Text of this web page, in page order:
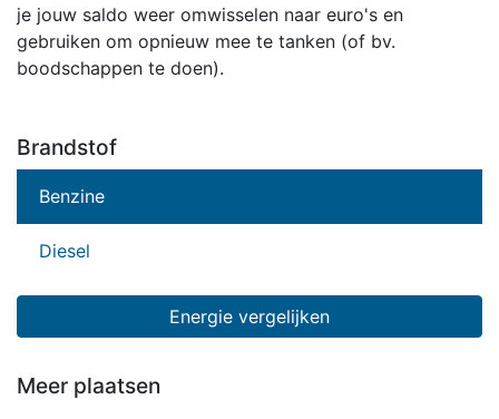
je jouw saldo weer omwisselen naar euro's en
gebruiken om opnieuw mee te tanken (of bv.
boodschappen te doen).
Brandstof
Benzine
Diesel
Energie vergelijken
Meer plaatsen